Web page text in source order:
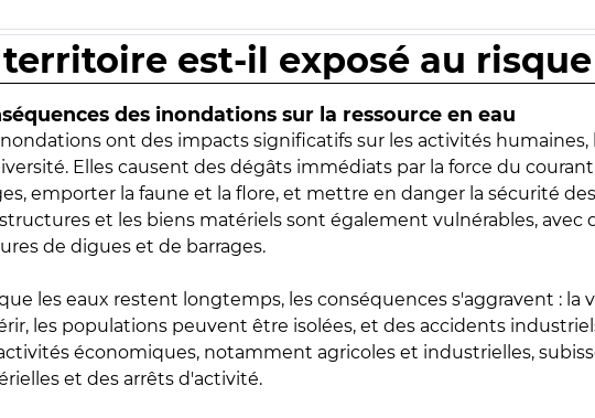
est-il exposé au
des inondations sur la ressource en eau
ont des impacts significatifs sur les activités
Elles causent des dégâts immédiats par la force du
emporter la faune et la flore, et mettre en danger la sécurité
et les biens matériels sont également vulnérables, avec
de digues et de barrages.
les eaux restent longtemps, les conséquences s'aggravent : la
les populations peuvent être isolées, et des accidents
économiques, notamment agricoles et industrielles,
et des arrêts d'activité.